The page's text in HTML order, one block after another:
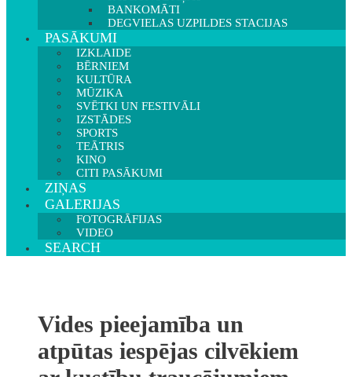
BANKOMĀTI
DEGVIELAS UZPILDES STACIJAS
PASĀKUMI
IZKLAIDE
BĒRNIEM
KULTŪRA
MŪZIKA
SVĒTKI UN FESTIVĀLI
IZSTĀDES
SPORTS
TEĀTRIS
KINO
CITI PASĀKUMI
ZIŅAS
GALERIJAS
FOTOGRĀFIJAS
VIDEO
SEARCH
Vides pieejamība un
atpūtas iespējas cilvēkiem